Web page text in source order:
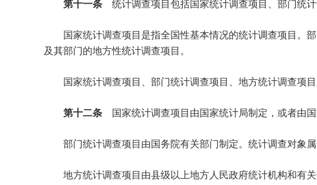
第十一条 统计调查项目包括国家统计调查项目、部门统
国家统计调查项目是指全国性基本情况的统计调查项目。部
及其部门的地方性统计调查项目。
国家统计调查项目、部门统计调查项目、地方统计调查项目
第十二条 国家统计调查项目由国家统计局制定，或者由
部门统计调查项目由国务院有关部门制定。统计调查对象属
地方统计调查项目由县级以上地方人民政府统计机构和有关